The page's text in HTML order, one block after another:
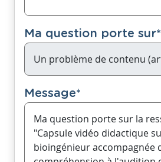
Ma question porte sur*
Message*